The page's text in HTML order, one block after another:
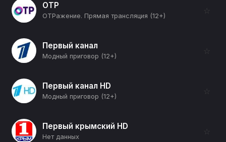
ОТР
ОТРажение. Прямая трансляция (12+)
☆
Первый канал
Модный приговор (12+)
☆
Первый канал HD
Модный приговор (12+)
☆
Первый крымский HD
Нет данных
☆